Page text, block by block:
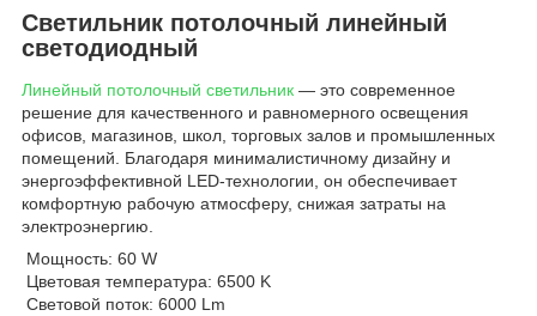
Светильник потолочный линейный
светодиодный
Линейный потолочный светильник — это современное
решение для качественного и равномерного освещения
офисов, магазинов, школ, торговых залов и промышленных
помещений. Благодаря минималистичному дизайну и
энергоэффективной LED-технологии, он обеспечивает
комфортную рабочую атмосферу, снижая затраты на
электроэнергию.
Мощность: 60 W
Цветовая температура: 6500 K
Световой поток: 6000 Lm